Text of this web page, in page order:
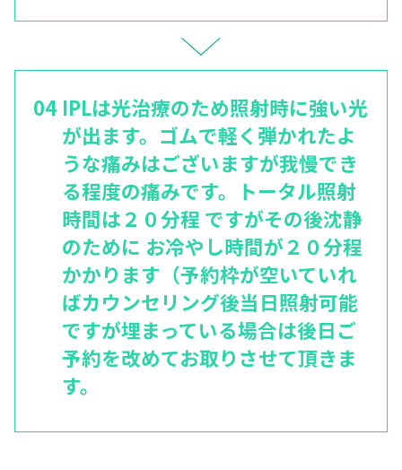
IPLは光治療のため照射時に強い光
が出ます。ゴムで軽く弾かれたよ
うな痛みはございますが我慢でき
る程度の痛みです。トータル照射
時間は２０分程 ですがその後沈静
のために お冷やし時間が２０分程
かかります（予約枠が空いていれ
ばカウンセリング後当日照射可能
ですが埋まっている場合は後日ご
予約を改めてお取りさせて頂きま
す。